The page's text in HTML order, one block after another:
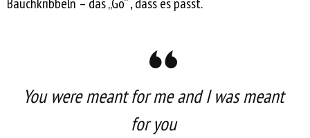
Bauchkribbeln – das „Go“ , dass es passt.
You were meant for me and I was meant
for you